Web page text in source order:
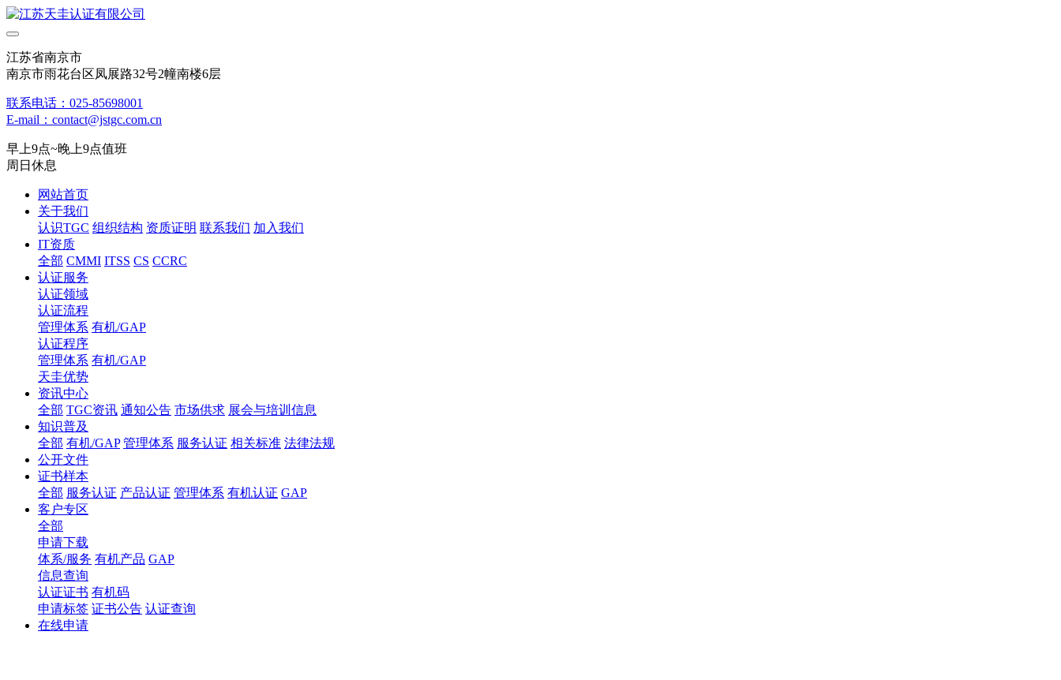
江苏省南京市
南京市雨花台区凤展路32号2幢南楼6层
联系电话：025-85698001
E-mail：contact@jstgc.com.cn
早上9点~晚上9点值班
周日休息
网站首页
关于我们
认识TGC 组织结构 资质证明 联系我们 加入我们
IT资质
全部 CMMI ITSS CS CCRC
认证服务
认证领域
认证流程
管理体系 有机/GAP
认证程序
管理体系 有机/GAP
天圭优势
资讯中心
全部 TGC资讯 通知公告 市场供求 展会与培训信息
知识普及
全部 有机/GAP 管理体系 服务认证 相关标准 法律法规
公开文件
证书样本
全部 服务认证 产品认证 管理体系 有机认证 GAP
客户专区
全部
申请下载
体系/服务 有机产品 GAP
信息查询
认证证书 有机码
申请标签 证书公告 认证查询
在线申请